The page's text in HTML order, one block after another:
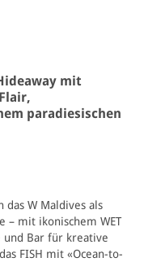
mit
paradiesischen
das W Maldives als
– mit ikonischem WET
und Bar für kreative
FISH mit «Ocean-to-